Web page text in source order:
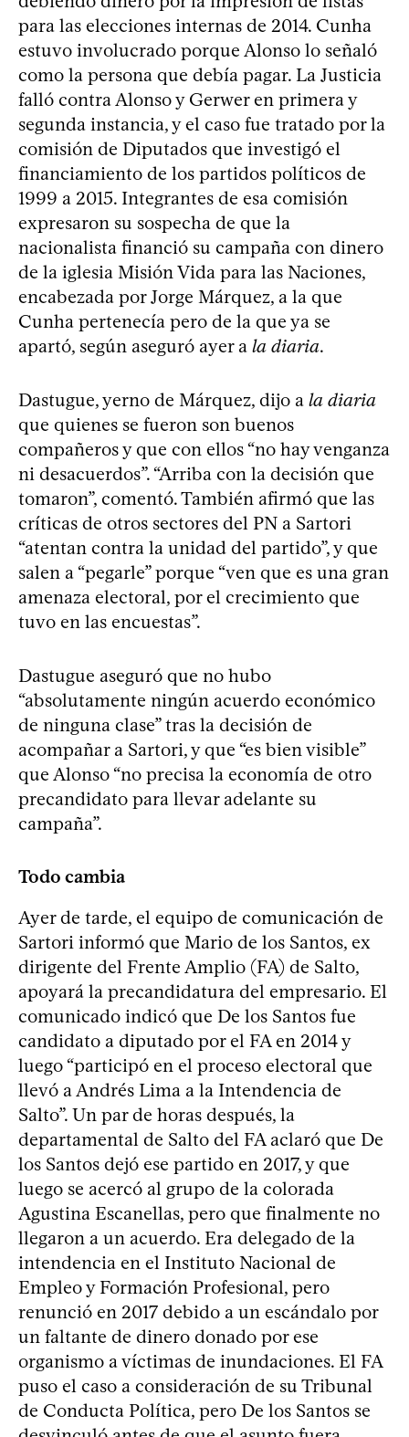
para las elecciones internas de 2014. Cunha
estuvo involucrado porque Alonso lo señaló
como la persona que debía pagar. La Justicia
falló contra Alonso y Gerwer en primera y
segunda instancia, y el caso fue tratado por la
comisión de Diputados que investigó el
financiamiento de los partidos políticos de
1999 a 2015. Integrantes de esa comisión
expresaron su sospecha de que la
nacionalista financió su campaña con dinero
de la iglesia Misión Vida para las Naciones,
encabezada por Jorge Márquez, a la que
Cunha pertenecía pero de la que ya se
apartó, según aseguró ayer a la diaria.
Dastugue, yerno de Márquez, dijo a la diaria
que quienes se fueron son buenos
compañeros y que con ellos “no hay venganza
ni desacuerdos”. “Arriba con la decisión que
tomaron”, comentó. También afirmó que las
críticas de otros sectores del PN a Sartori
“atentan contra la unidad del partido”, y que
salen a “pegarle” porque “ven que es una gran
amenaza electoral, por el crecimiento que
tuvo en las encuestas”.
Dastugue aseguró que no hubo
“absolutamente ningún acuerdo económico
de ninguna clase” tras la decisión de
acompañar a Sartori, y que “es bien visible”
que Alonso “no precisa la economía de otro
precandidato para llevar adelante su
campaña”.
Todo cambia
Ayer de tarde, el equipo de comunicación de
Sartori informó que Mario de los Santos, ex
dirigente del Frente Amplio (FA) de Salto,
apoyará la precandidatura del empresario. El
comunicado indicó que De los Santos fue
candidato a diputado por el FA en 2014 y
luego “participó en el proceso electoral que
llevó a Andrés Lima a la Intendencia de
Salto”. Un par de horas después, la
departamental de Salto del FA aclaró que De
los Santos dejó ese partido en 2017, y que
luego se acercó al grupo de la colorada
Agustina Escanellas, pero que finalmente no
llegaron a un acuerdo. Era delegado de la
intendencia en el Instituto Nacional de
Empleo y Formación Profesional, pero
renunció en 2017 debido a un escándalo por
un faltante de dinero donado por ese
organismo a víctimas de inundaciones. El FA
puso el caso a consideración de su Tribunal
de Conducta Política, pero De los Santos se